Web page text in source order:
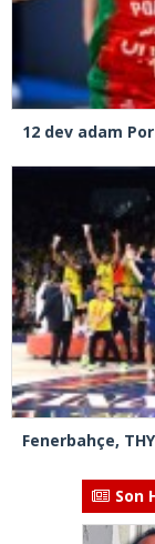
12 dev adam
Fenerbahçe,
Son